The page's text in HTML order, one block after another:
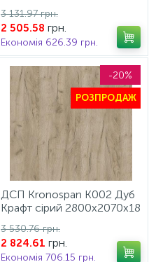
2 505.58 грн.
3 131.97 грн.
Економія 626.39 грн.
-20%
РОЗПРОДАЖ
ДСП Kronospan K002 Дуб
Крафт сірий 2800x2070x18
2 824.61 грн.
3 530.76 грн.
Економія 706.15 грн.